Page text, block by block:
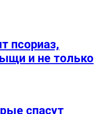
псориаз,
и не только
спасут